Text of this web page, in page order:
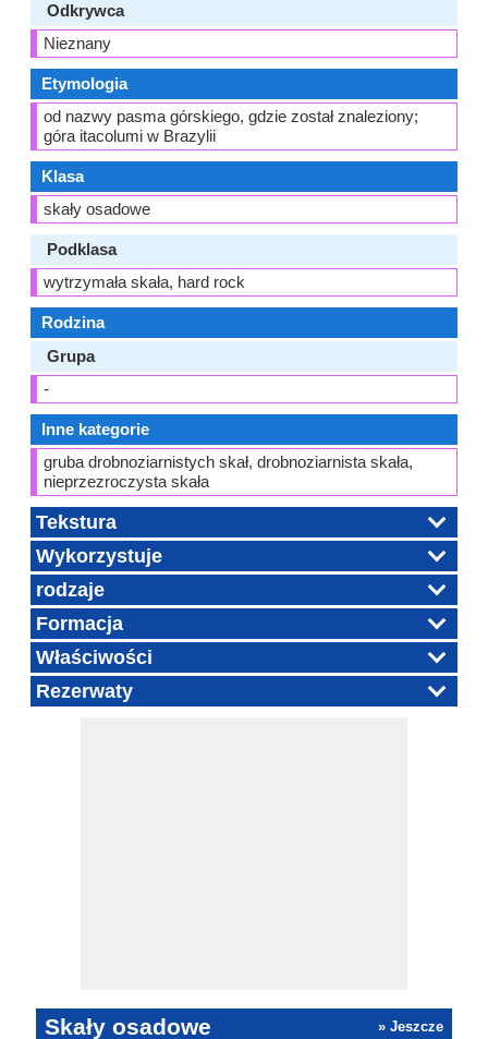
Odkrywca
Nieznany
Etymologia
od nazwy pasma górskiego, gdzie został znaleziony;
góra itacolumi w Brazylii
Klasa
skały osadowe
Podklasa
wytrzymała skała, hard rock
Rodzina
Grupa
-
Inne kategorie
gruba drobnoziarnistych skał, drobnoziarnista skała,
nieprzezroczysta skała
Tekstura
Wykorzystuje
rodzaje
Formacja
Właściwości
Rezerwaty
Skały osadowe » Jeszcze